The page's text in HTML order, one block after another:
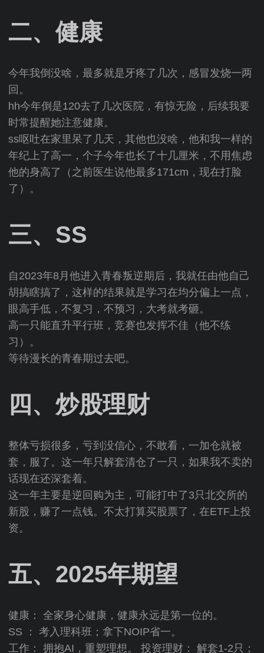
二、健康
今年我倒没啥，最多就是牙疼了几次，感冒发烧一两
回。
hh今年倒是120去了几次医院，有惊无险，后续我要
时常提醒她注意健康。
ss呕吐在家里呆了几天，其他也没啥，他和我一样的
年纪上了高一，个子今年也长了十几厘米，不用焦虑
他的身高了（之前医生说他最多171cm，现在打脸
了）。
三、SS
自2023年8月他进入青春叛逆期后，我就任由他自己
胡搞瞎搞了，这样的结果就是学习在均分偏上一点，
眼高手低，不复习，不预习，大考就考砸。
高一只能直升平行班，竞赛也发挥不佳（他不练
习）。
等待漫长的青春期过去吧。
四、炒股理财
整体亏损很多，亏到没信心，不敢看，一加仓就被
套，服了。这一年只解套清仓了一只，如果我不卖的
话现在还深套着。
这一年主要是逆回购为主，可能打中了3只北交所的
新股，赚了一点钱。不太打算买股票了，在ETF上投
资。
五、2025年期望
健康： 全家身心健康，健康永远是第一位的。
SS ： 考入理科班；拿下NOIP省一。
工作： 拥抱AI，重塑理想。 投资理财： 解套1-2只；